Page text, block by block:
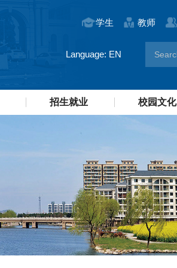
学生 教师
Language: EN
招生就业 校园文化